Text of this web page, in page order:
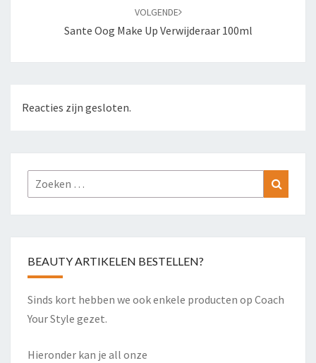
VOLGENDE
Sante Oog Make Up Verwijderaar 100ml
Reacties zijn gesloten.
Zoeken
naar:
BEAUTY ARTIKELEN BESTELLEN?
Sinds kort hebben we ook enkele producten op Coach
Your Style gezet.
Hieronder kan je all onze